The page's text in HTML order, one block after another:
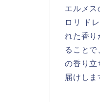
エルメ
ロリ ド
れた香り
ること
の香り立
届けしま